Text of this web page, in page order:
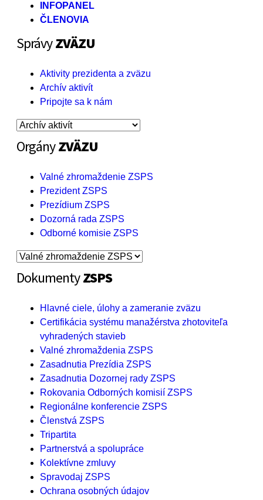
INFOPANEL
ČLENOVIA
SprávyZVÄZU
Aktivity prezidenta a zväzu
Archív aktivít
Pripojte sa k nám
OrgányZVÄZU
Valné zhromaždenie ZSPS
Prezident ZSPS
Prezídium ZSPS
Dozorná rada ZSPS
Odborné komisie ZSPS
DokumentyZSPS
Hlavné ciele, úlohy a zameranie zväzu
Certifikácia systému manažérstva zhotoviteľa
vyhradených stavieb
Valné zhromaždenia ZSPS
Zasadnutia Prezídia ZSPS
Zasadnutia Dozornej rady ZSPS
Rokovania Odborných komisií ZSPS
Regionálne konferencie ZSPS
Členstvá ZSPS
Tripartita
Partnerstvá a spolupráce
Kolektívne zmluvy
Spravodaj ZSPS
Ochrana osobných údajov